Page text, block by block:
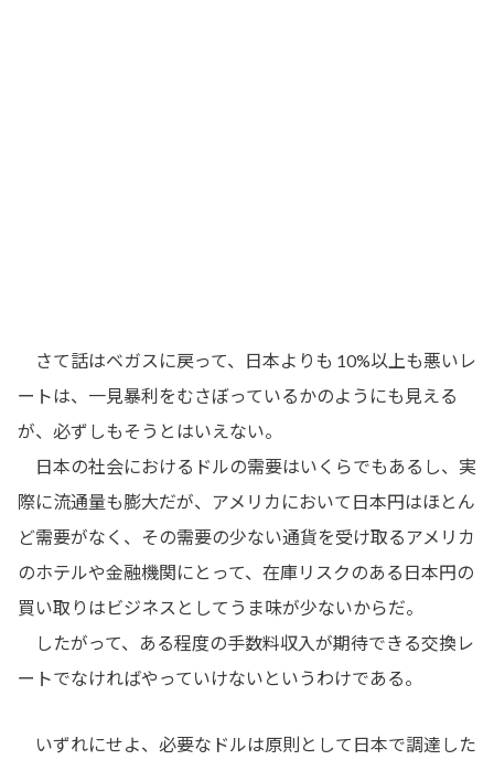
さて話はベガスに戻って、日本よりも 10%以上も悪いレ
ートは、一見暴利をむさぼっているかのようにも見える
が、必ずしもそうとはいえない。
日本の社会におけるドルの需要はいくらでもあるし、実
際に流通量も膨大だが、アメリカにおいて日本円はほとん
ど需要がなく、その需要の少ない通貨を受け取るアメリカ
のホテルや金融機関にとって、在庫リスクのある日本円の
買い取りはビジネスとしてうま味が少ないからだ。
したがって、ある程度の手数料収入が期待できる交換レ
ートでなければやっていけないというわけである。
いずれにせよ、必要なドルは原則として日本で調達した